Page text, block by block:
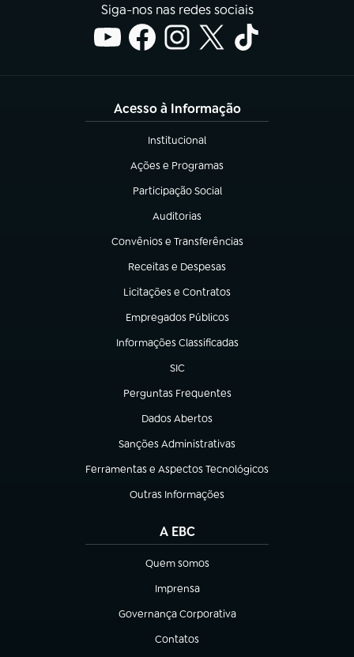
Siga-nos nas redes sociais
Acesso à Informação
Institucional
(abre em nova aba)
Ações e Programas
(abre em nova aba)
Participação Social
(abre em nova aba)
Auditorias
(abre em nova aba)
Convênios e Transferências
(abre em nova aba)
Receitas e Despesas
(abre em nova aba)
Licitações e Contratos
(abre em nova aba)
Empregados Públicos
(abre em nova aba)
Informações Classificadas
(abre em nova aba)
SIC
(abre em nova aba)
Perguntas Frequentes
(abre em nova aba)
Dados Abertos
(abre em nova aba)
Sanções Administrativas
(abre em nova aba)
Ferramentas e Aspectos Tecnológicos
(abre em nova aba)
Outras Informações
(abre em nova aba)
A EBC
Quem somos
(abre em nova aba)
Imprensa
(abre em nova aba)
Governança Corporativa
(abre em nova aba)
Contatos
(abre em nova aba)